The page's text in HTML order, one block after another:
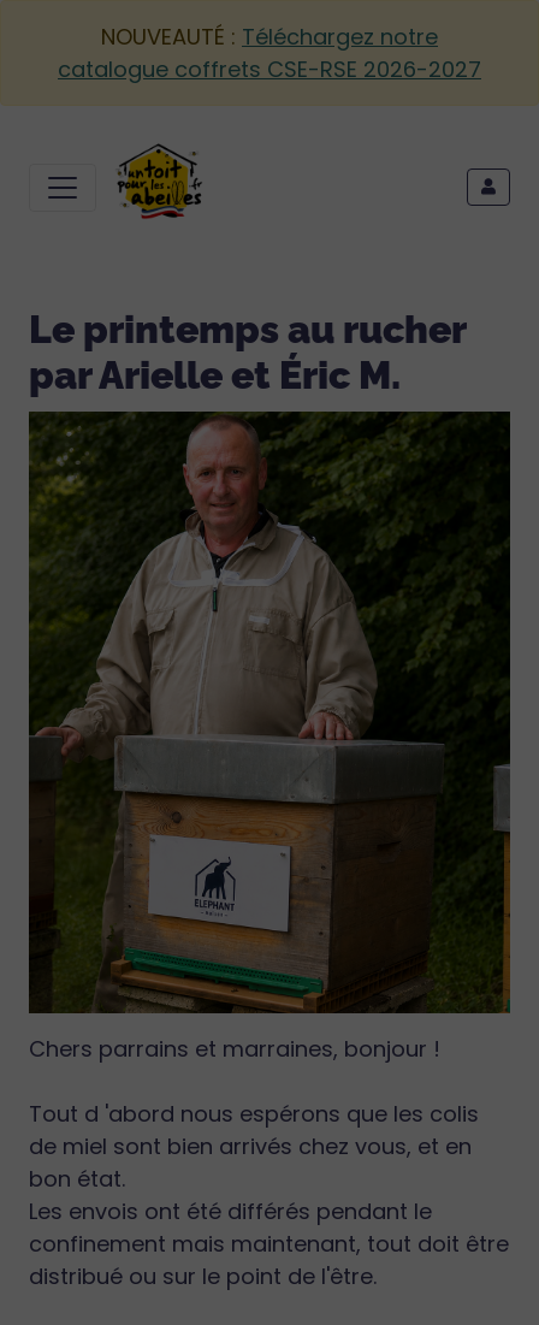
NOUVEAUTÉ : Téléchargez notre
catalogue coffrets CSE-RSE 2026-2027
Le printemps au rucher
par Arielle et Éric M.
Chers parrains et marraines, bonjour !
Tout d 'abord nous espérons que les colis
de miel sont bien arrivés chez vous, et en
bon état.
Les envois ont été différés pendant le
confinement mais maintenant, tout doit être
distribué ou sur le point de l'être.